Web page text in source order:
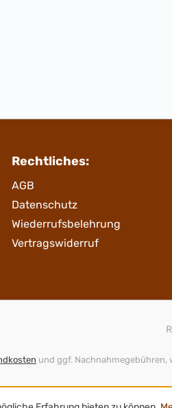
Rechtliches:
AGB
Datenschutz
Wiederrufsbelehrung
Vertragswiderruf
und ggf. Nachnahmegebühren,